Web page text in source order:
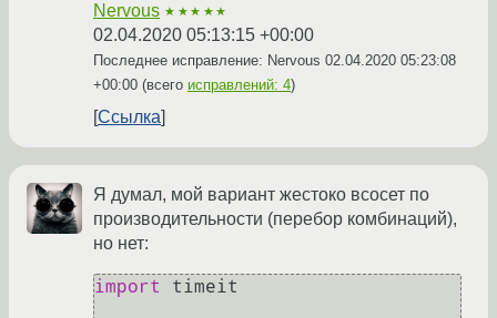
Nervous ★★★★★
02.04.2020 05:13:15 +00:00
Последнее исправление: Nervous 02.04.2020 05:23:08
+00:00 (всего исправлений: 4)
Ссылка
Я думал, мой вариант жестоко всосет по
производительности (перебор комбинаций),
но нет:
import timeit